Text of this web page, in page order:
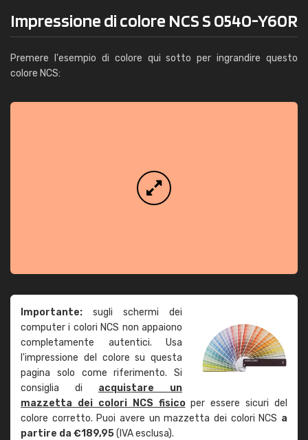
Impressione di colore NCS S 0540-Y60R
Premere l'esempio di colore qui sotto per ingrandire questo
colore NCS:
Importante: sugli schermi dei
computer i colori NCS non appaiono
completamente autentici. Usa
l'impressione del colore su questa
pagina solo come riferimento. Si
consiglia di acquistare un
mazzetta dei colori NCS fisicoper essere sicuri del
colore corretto. Puoi avere un mazzetta dei colori NCS a
partire da €189,95(IVA esclusa).